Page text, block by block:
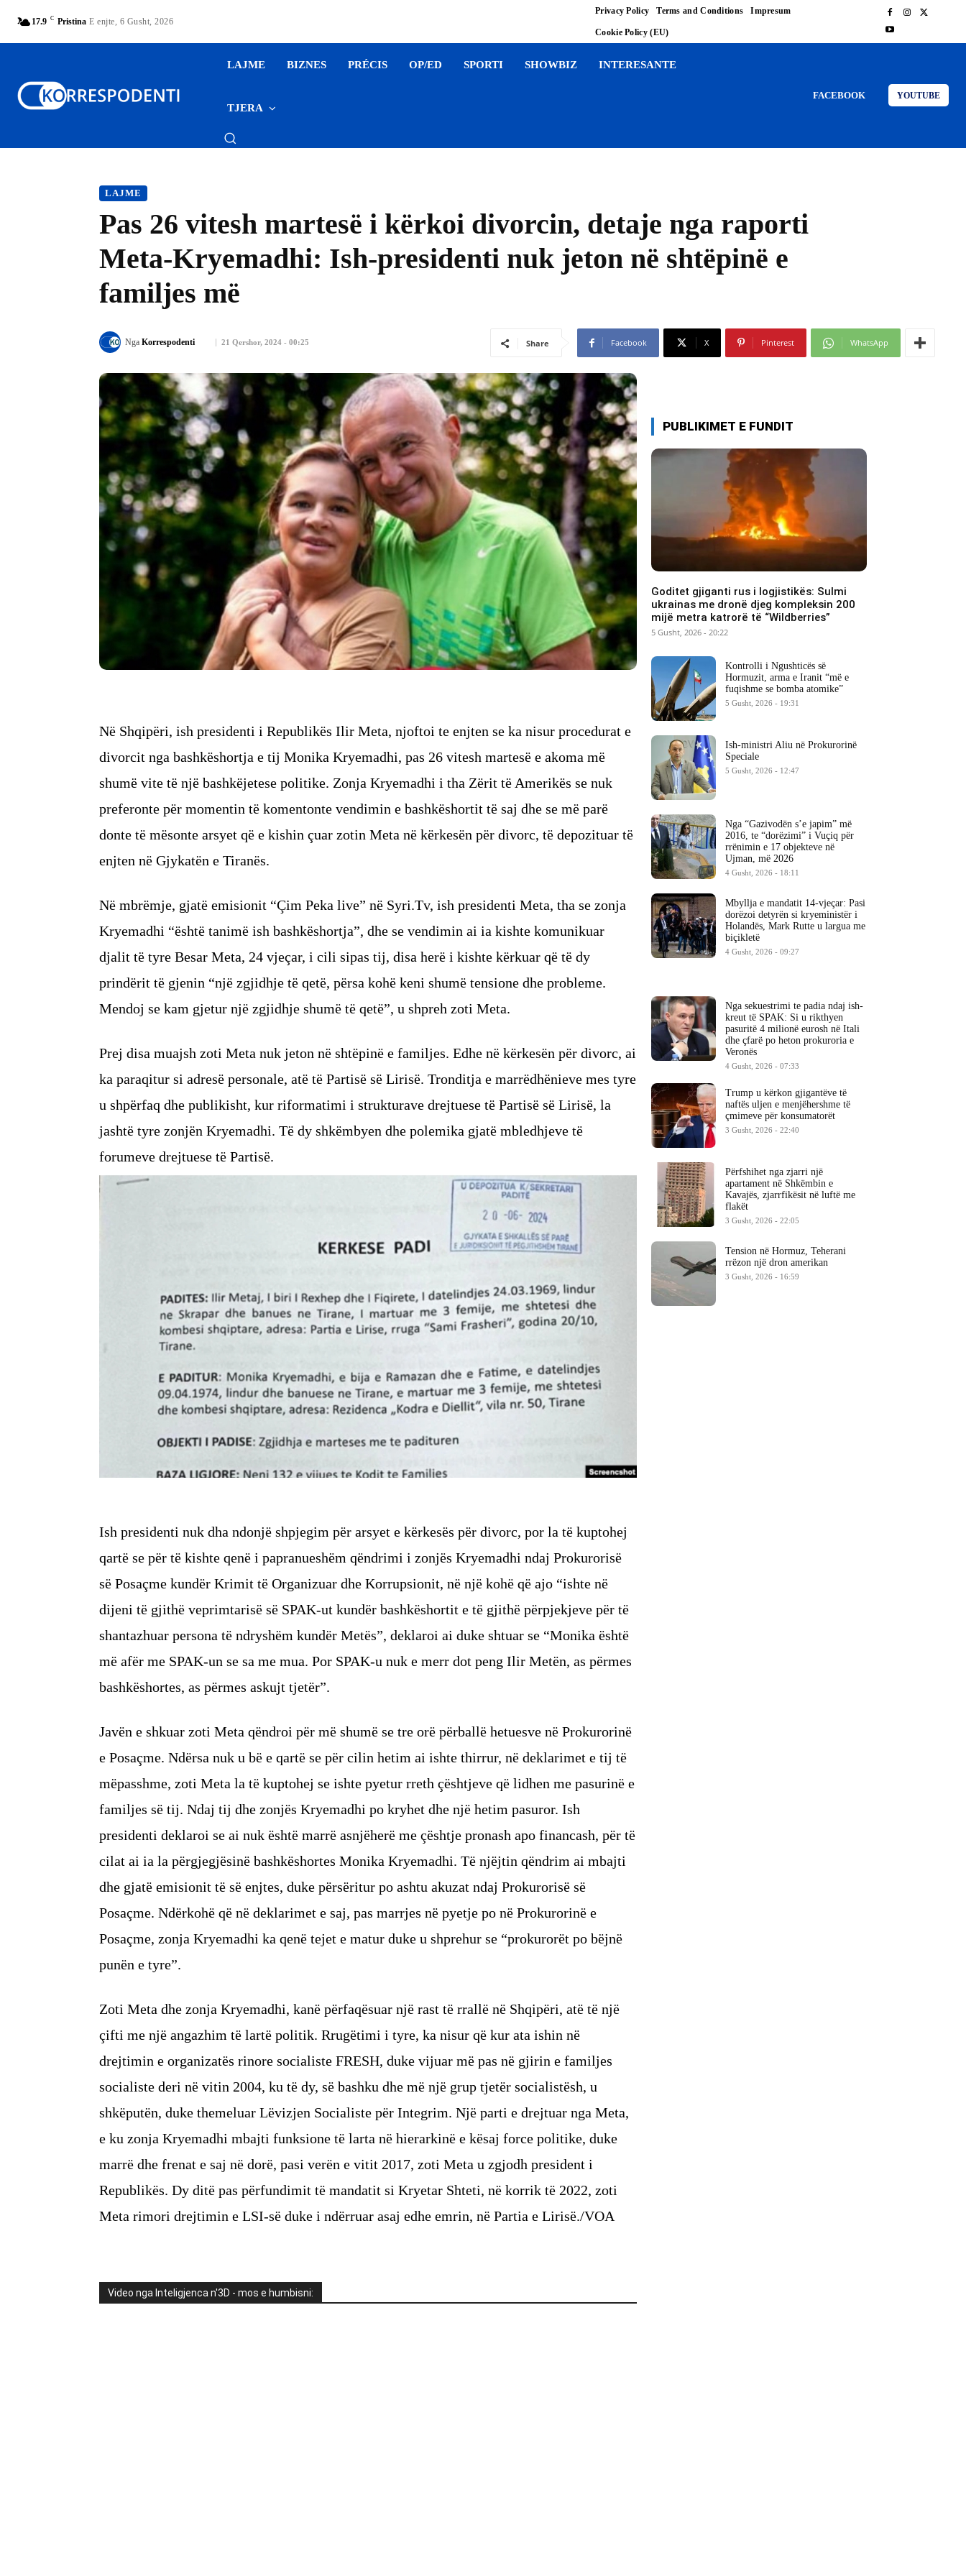
17.9 C Pristina E enjte, 6 Gusht, 2026
Privacy Policy Terms and Conditions Impresum
Cookie Policy (EU)
LAJME BIZNES PRÉCIS OP/ED SPORTI SHOWBIZ INTERESANTE
TJERA
FACEBOOK YOUTUBE
LAJME
Pas 26 vitesh martesë i kërkoi divorcin, detaje nga raporti
Meta-Kryemadhi: Ish-presidenti nuk jeton në shtëpinë e
familjes më
21 Qershor, 2024 - 00:25
Nga Korrespodenti Share Facebook X Pinterest WhatsApp
Në Shqipëri, ish presidenti i Republikës Ilir Meta, njoftoi te enjten se ka nisur procedurat e
divorcit nga bashkëshortja e tij Monika Kryemadhi, pas 26 vitesh martesë e akoma më
shumë vite të një bashkëjetese politike. Zonja Kryemadhi i tha Zërit të Amerikës se nuk
preferonte për momentin të komentonte vendimin e bashkëshortit të saj dhe se më parë
donte të mësonte arsyet që e kishin çuar zotin Meta në kërkesën për divorc, të depozituar të
enjten në Gjykatën e Tiranës.
Në mbrëmje, gjatë emisionit “Çim Peka live” në Syri.Tv, ish presidenti Meta, tha se zonja
Kryemadhi “është tanimë ish bashkëshortja”, dhe se vendimin ai ia kishte komunikuar
djalit të tyre Besar Meta, 24 vjeçar, i cili sipas tij, disa herë i kishte kërkuar që të dy
prindërit të gjenin “një zgjidhje të qetë, përsa kohë keni shumë tensione dhe probleme.
Mendoj se kam gjetur një zgjidhje shumë të qetë”, u shpreh zoti Meta.
Prej disa muajsh zoti Meta nuk jeton në shtëpinë e familjes. Edhe në kërkesën për divorc, ai
ka paraqitur si adresë personale, atë të Partisë së Lirisë. Tronditja e marrëdhënieve mes tyre
u shpërfaq dhe publikisht, kur riformatimi i strukturave drejtuese të Partisë së Lirisë, la
jashtë tyre zonjën Kryemadhi. Të dy shkëmbyen dhe polemika gjatë mbledhjeve të
forumeve drejtuese të Partisë.
Ish presidenti nuk dha ndonjë shpjegim për arsyet e kërkesës për divorc, por la të kuptohej
qartë se për të kishte qenë i papranueshëm qëndrimi i zonjës Kryemadhi ndaj Prokurorisë
së Posaçme kundër Krimit të Organizuar dhe Korrupsionit, në një kohë që ajo “ishte në
dijeni të gjithë veprimtarisë së SPAK-ut kundër bashkëshortit e të gjithë përpjekjeve për të
shantazhuar persona të ndryshëm kundër Metës”, deklaroi ai duke shtuar se “Monika është
më afër me SPAK-un se sa me mua. Por SPAK-u nuk e merr dot peng Ilir Metën, as përmes
bashkëshortes, as përmes askujt tjetër”.
Javën e shkuar zoti Meta qëndroi për më shumë se tre orë përballë hetuesve në Prokurorinë
e Posaçme. Ndërsa nuk u bë e qartë se për cilin hetim ai ishte thirrur, në deklarimet e tij të
mëpasshme, zoti Meta la të kuptohej se ishte pyetur rreth çështjeve që lidhen me pasurinë e
familjes së tij. Ndaj tij dhe zonjës Kryemadhi po kryhet dhe një hetim pasuror. Ish
presidenti deklaroi se ai nuk është marrë asnjëherë me çështje pronash apo financash, për të
cilat ai ia la përgjegjësinë bashkëshortes Monika Kryemadhi. Të njëjtin qëndrim ai mbajti
dhe gjatë emisionit të së enjtes, duke përsëritur po ashtu akuzat ndaj Prokurorisë së
Posaçme. Ndërkohë që në deklarimet e saj, pas marrjes në pyetje po në Prokurorinë e
Posaçme, zonja Kryemadhi ka qenë tejet e matur duke u shprehur se “prokurorët po bëjnë
punën e tyre”.
Zoti Meta dhe zonja Kryemadhi, kanë përfaqësuar një rast të rrallë në Shqipëri, atë të një
çifti me një angazhim të lartë politik. Rrugëtimi i tyre, ka nisur që kur ata ishin në
drejtimin e organizatës rinore socialiste FRESH, duke vijuar më pas në gjirin e familjes
socialiste deri në vitin 2004, ku të dy, së bashku dhe më një grup tjetër socialistësh, u
shkëputën, duke themeluar Lëvizjen Socialiste për Integrim. Një parti e drejtuar nga Meta,
e ku zonja Kryemadhi mbajti funksione të larta në hierarkinë e kësaj force politike, duke
marrë dhe frenat e saj në dorë, pasi verën e vitit 2017, zoti Meta u zgjodh president i
Republikës. Dy ditë pas përfundimit të mandatit si Kryetar Shteti, në korrik të 2022, zoti
Meta rimori drejtimin e LSI-së duke i ndërruar asaj edhe emrin, në Partia e Lirisë./VOA
Video nga Inteligjenca n'3D - mos e humbisni:
PUBLIKIMET E FUNDIT
Goditet gjiganti rus i logjistikës: Sulmi
ukrainas me dronë djeg kompleksin 200
mijë metra katrorë të “Wildberries”
5 Gusht, 2026 - 20:22
Kontrolli i Ngushticës së
Hormuzit, arma e Iranit “më e
fuqishme se bomba atomike”
5 Gusht, 2026 - 19:31
Ish-ministri ​Aliu në Prokurorinë
Speciale
5 Gusht, 2026 - 12:47
Nga “Gazivodën s’e japim” më
2016, te “dorëzimi” i Vuçiq për
rrënimin e 17 objekteve në
Ujman, më 2026
4 Gusht, 2026 - 18:11
Mbyllja e mandatit 14-vjeçar: Pasi
dorëzoi detyrën si kryeministër i
Holandës, Mark Rutte u largua me
biçikletë
4 Gusht, 2026 - 09:27
Nga sekuestrimi te padia ndaj ish-
kreut të SPAK: Si u rikthyen
pasuritë 4 milionë eurosh në Itali
dhe çfarë po heton prokuroria e
Veronës
4 Gusht, 2026 - 07:33
Trump u kërkon gjigantëve të
naftës uljen e menjëhershme të
çmimeve për konsumatorët
3 Gusht, 2026 - 22:40
Përfshihet nga zjarri një
apartament në Shkëmbin e
Kavajës, zjarrfikësit në luftë me
flakët
3 Gusht, 2026 - 22:05
Tension në Hormuz, Teherani
rrëzon një dron amerikan
3 Gusht, 2026 - 16:59